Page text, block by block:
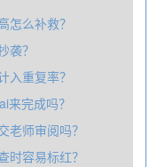
怎么补救？
袭？
入重复率？
来完成吗？
老师审阅吗？
时容易标红？